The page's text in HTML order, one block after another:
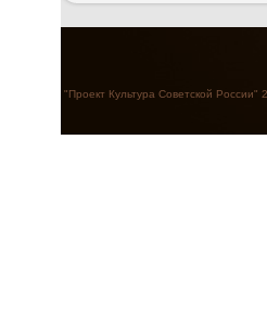
"Проект Культура Советской